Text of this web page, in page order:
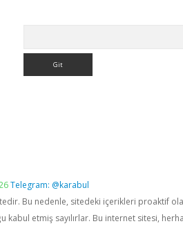
Telegram: @karabul
Bu nedenle, sitedeki içerikleri proaktif
etmiş sayılırlar. Bu internet sitesi,